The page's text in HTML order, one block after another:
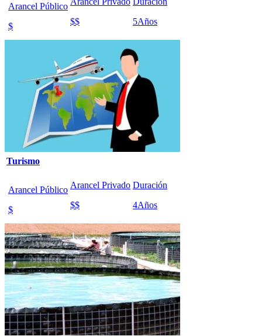
Arancel Público
$
$$
5Años
Turismo
Arancel Público
$
Arancel Privado
$$
Duración
4Años